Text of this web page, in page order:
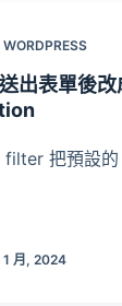
WORDPRESS
出表單後
filter 把預設
1 月, 2024